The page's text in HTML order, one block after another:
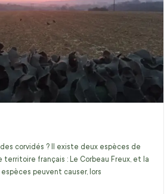
corvidés ? Il existe deux espèces de
territoire français : Le Corbeau Freux, et la
peuvent causer, lors